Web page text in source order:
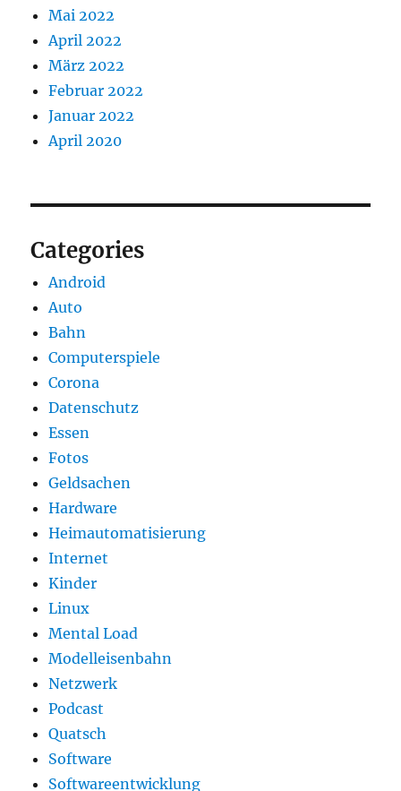
Mai 2022
April 2022
März 2022
Februar 2022
Januar 2022
April 2020
Categories
Android
Auto
Bahn
Computerspiele
Corona
Datenschutz
Essen
Fotos
Geldsachen
Hardware
Heimautomatisierung
Internet
Kinder
Linux
Mental Load
Modelleisenbahn
Netzwerk
Podcast
Quatsch
Software
Softwareentwicklung